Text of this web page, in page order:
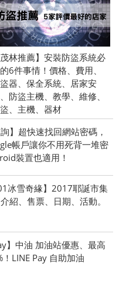
茂林推薦】安裝防盜系統必
6件事情！價格、費用、
器、保全系統、居家安
防盜主機、教學、維修、
、主機、器材
詢】超快速找回網站密碼，
帳戶讓你不用死背一堆密
裝置也適用！
冰雪奇緣】2017耶誕市集
紹、售票、日期、活動。
】中油 加油站優惠、最高
LINE Pay 自助加油